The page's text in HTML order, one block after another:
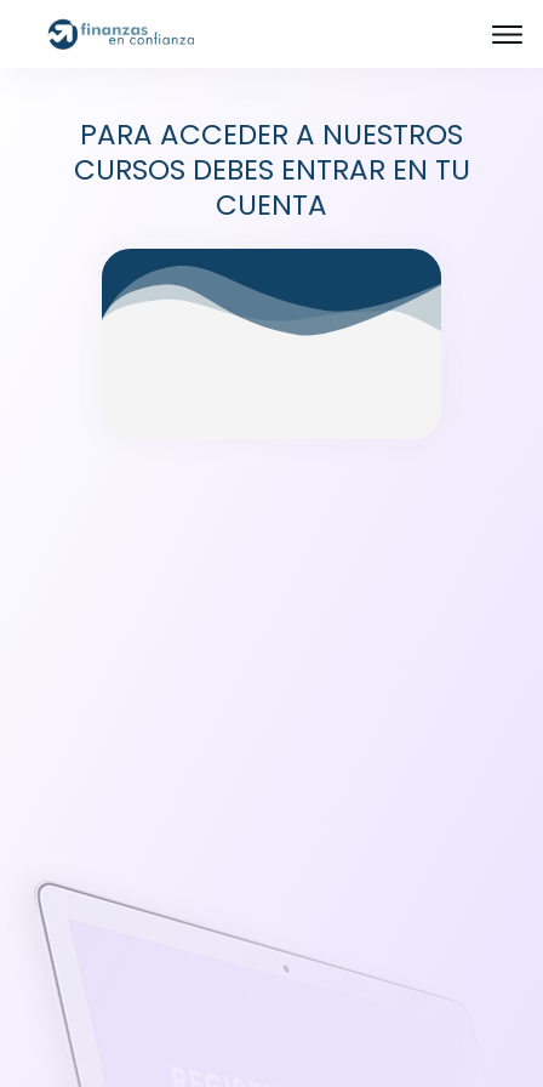
PARA ACCEDER A NUESTROS
CURSOS DEBES ENTRAR EN TU
CUENTA